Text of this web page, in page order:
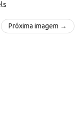
Próxima imagem →